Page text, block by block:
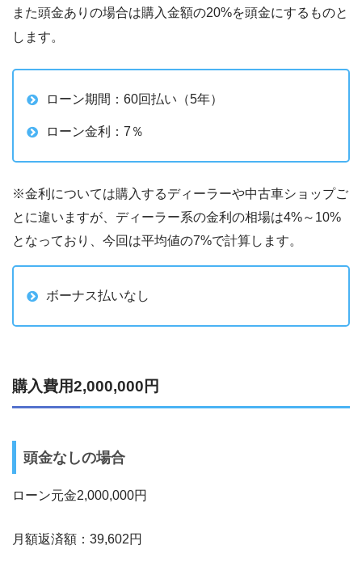
また頭金ありの場合は購入金額の20%を頭金にするものと
します。
ローン期間：60回払い（5年）
ローン金利：7％
※金利については購入するディーラーや中古車ショップご
とに違いますが、ディーラー系の金利の相場は4%～10%
となっており、今回は平均値の7%で計算します。
ボーナス払いなし
購入費用2,000,000円
頭金なしの場合
ローン元金2,000,000円
月額返済額：39,602円